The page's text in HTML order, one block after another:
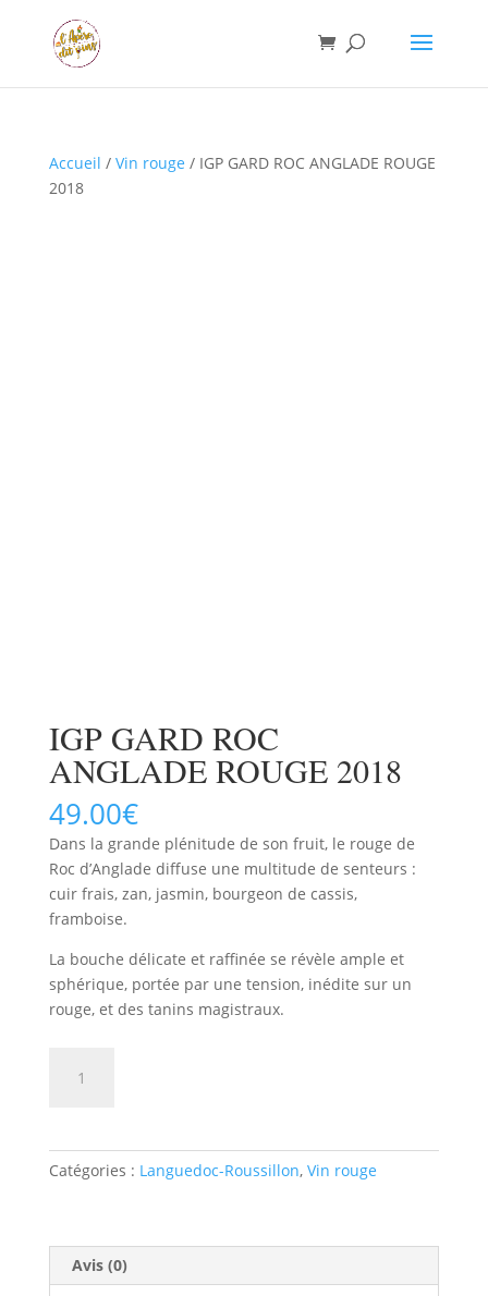
Accueil / Vin rouge / IGP GARD ROC ANGLADE ROUGE
2018
IGP GARD ROC
ANGLADE ROUGE 2018
49.00€
Dans la grande plénitude de son fruit, le rouge de
Roc d’Anglade diffuse une multitude de senteurs :
cuir frais, zan, jasmin, bourgeon de cassis,
framboise.
La bouche délicate et raffinée se révèle ample et
sphérique, portée par une tension, inédite sur un
rouge, et des tanins magistraux.
ROC
ANGLADE
Catégories : Languedoc-Roussillon, Vin rouge
Avis (0)